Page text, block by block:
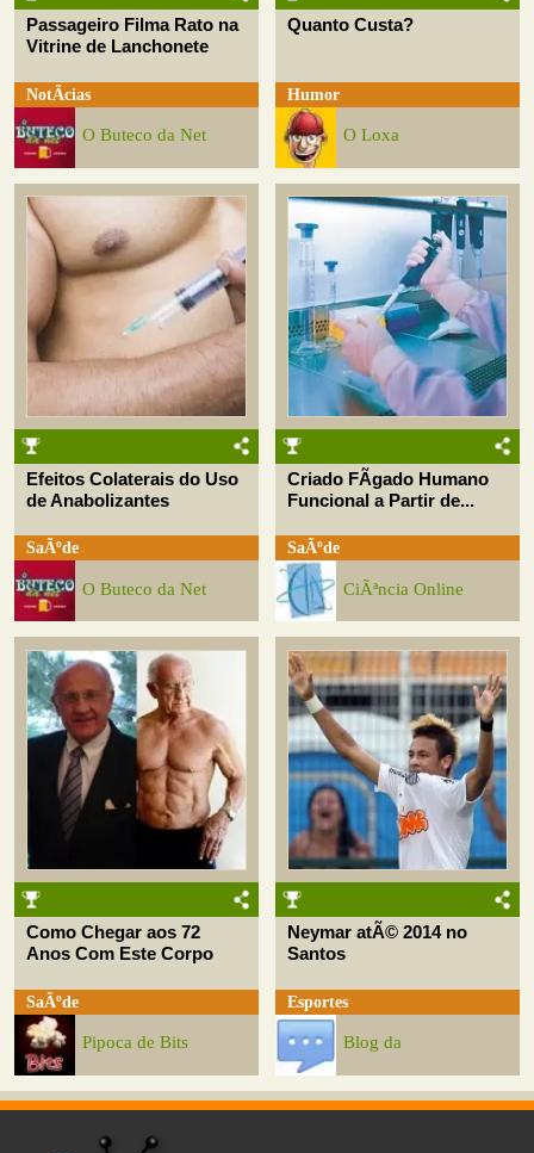
Passageiro Filma Rato na
Vitrine de Lanchonete
NotÃ­cias
O Buteco da Net
Quanto Custa?
Humor
O Loxa
Efeitos Colaterais do Uso
de Anabolizantes
SaÃºde
O Buteco da Net
Criado FÃ­gado Humano
Funcional a Partir de...
SaÃºde
CiÃªncia Online
Como Chegar aos 72
Anos Com Este Corpo
SaÃºde
Pipoca de Bits
Neymar atÃ© 2014 no
Santos
Esportes
Blog da